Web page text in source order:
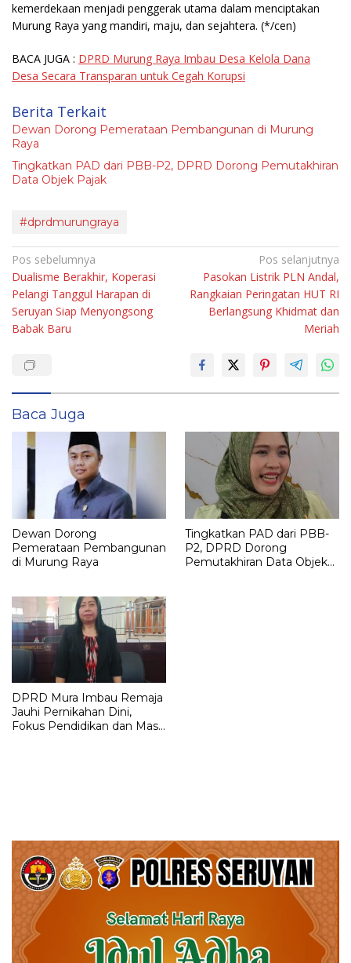
kemerdekaan menjadi penggerak utama dalam menciptakan
Murung Raya yang mandiri, maju, dan sejahtera. (*/cen)
BACA JUGA : DPRD Murung Raya Imbau Desa Kelola Dana
Desa Secara Transparan untuk Cegah Korupsi
Berita Terkait
Dewan Dorong Pemerataan Pembangunan di Murung
Raya
Tingkatkan PAD dari PBB-P2, DPRD Dorong Pemutakhiran
Data Objek Pajak
#dprdmurungraya
Navigasi
pos
Pos sebelumnya
Dualisme Berakhir, Koperasi
Pelangi Tanggul Harapan di
Seruyan Siap Menyongsong
Babak Baru
Pos selanjutnya
Pasokan Listrik PLN Andal,
Rangkaian Peringatan HUT RI
Berlangsung Khidmat dan
Meriah
Baca Juga
Dewan Dorong
Pemerataan Pembangunan
di Murung Raya
Tingkatkan PAD dari PBB-
P2, DPRD Dorong
Pemutakhiran Data Objek
DPRD Mura Imbau Remaja
Jauhi Pernikahan Dini,
Fokus Pendidikan dan Masa